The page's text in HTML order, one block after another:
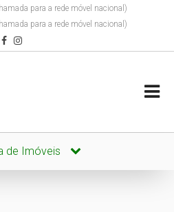
para a rede móvel nacional)
para a rede móvel nacional)
de Imóveis